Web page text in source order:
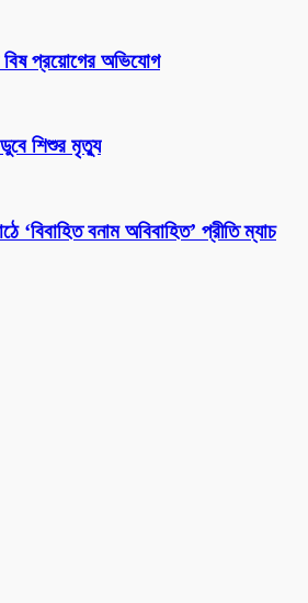
বিষ প্রয়োগের অভিযোগ
শিশুর মৃত্যু
‘বিবাহিত বনাম অবিবাহিত’ প্রীতি ম্যাচ